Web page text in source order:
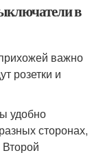
в
важно
розетки и
удобно
сторонах,